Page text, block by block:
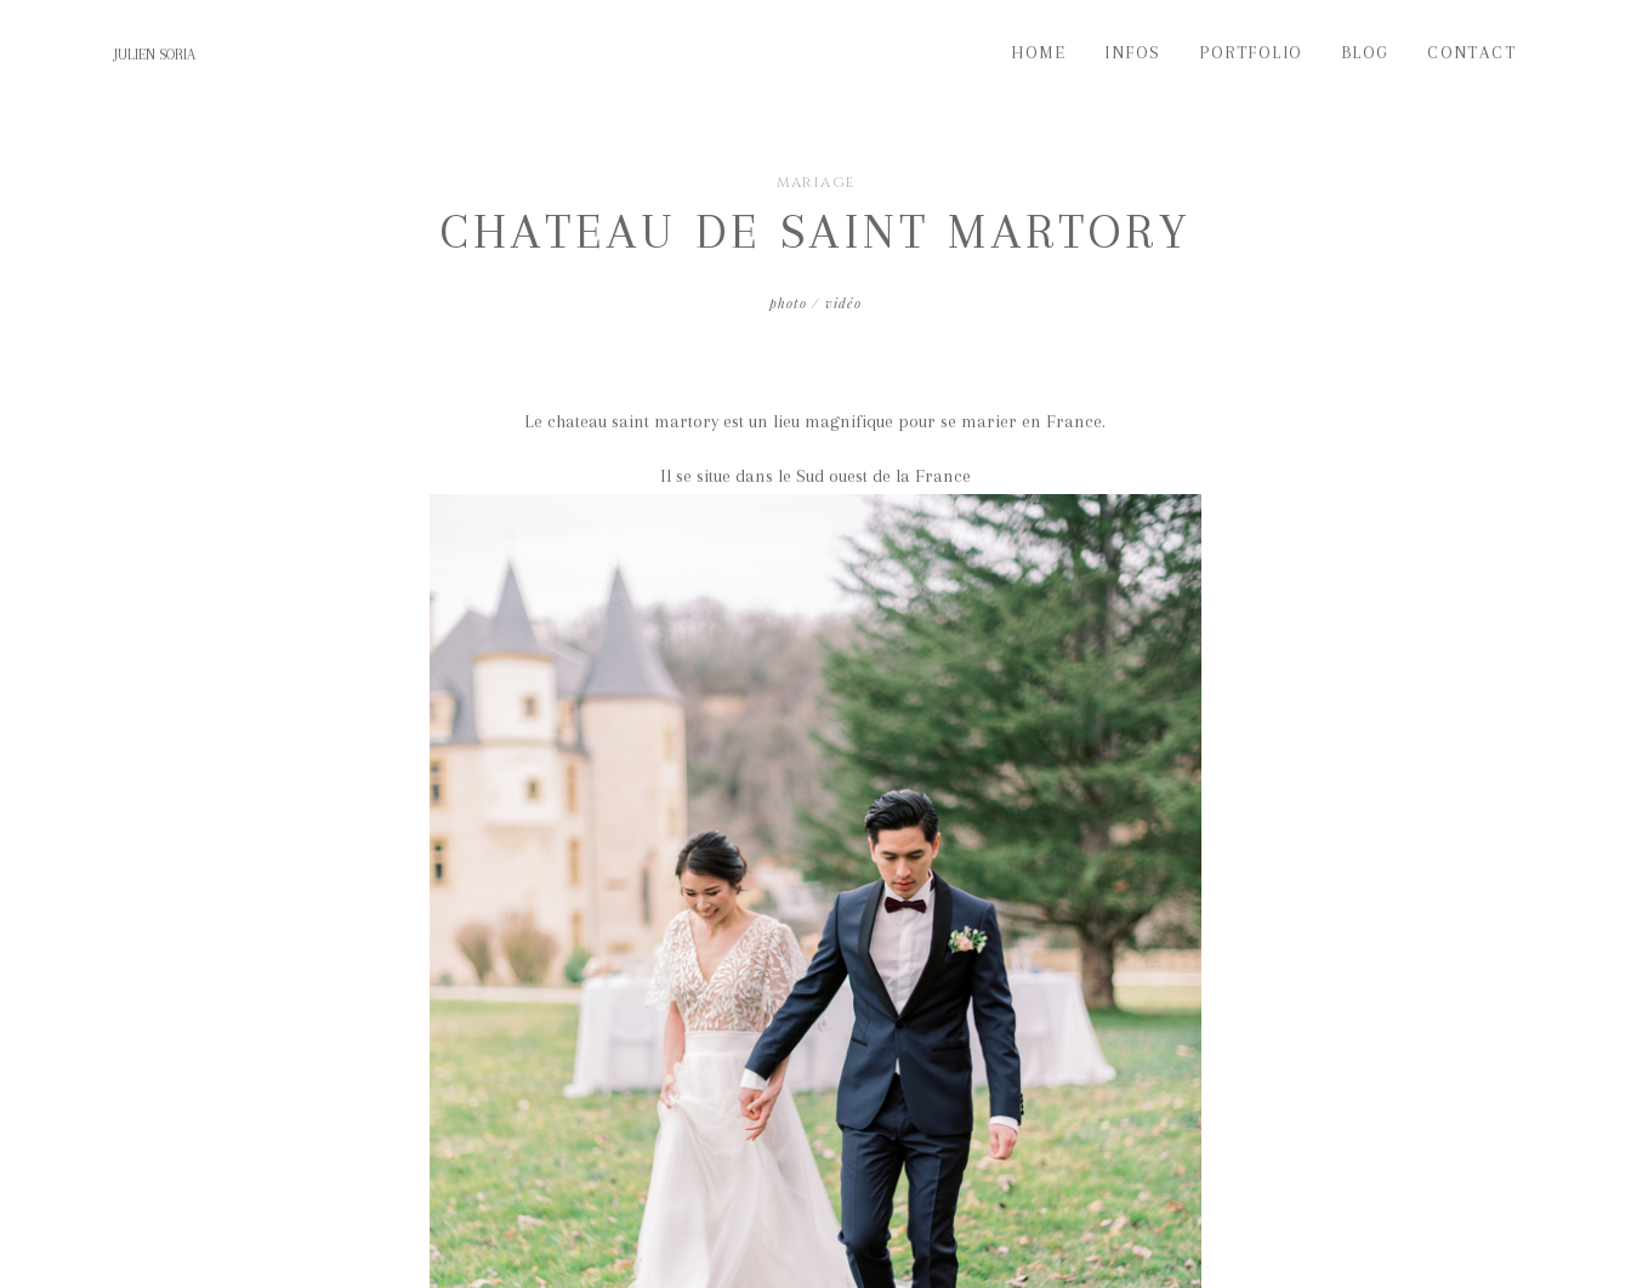
JULIEN SORIA HOME INFOS PORTFOLIO BLOG CONTACT
MARIAGE
CHATEAU DE SAINT MARTORY
photo / vidéo
Le chateau saint martory est un lieu magnifique pour se marier en France.
Il se situe dans le Sud ouest de la France